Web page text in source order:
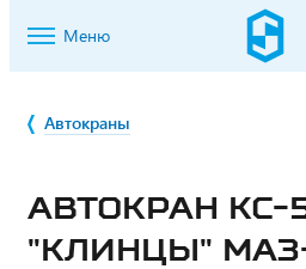
Меню
Автокраны
АВТОКРАН КС-
"КЛИНЦЫ"